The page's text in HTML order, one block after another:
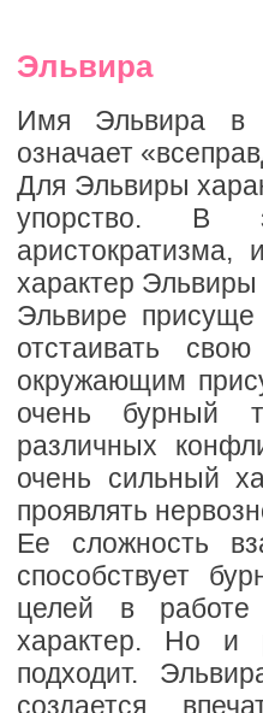
Эльвира
Имя Эльвира в
означает
Для Эльвиры
упорство. В
аристократизма,
характер
Эльвире присуще
отстаивать
окружающим
очень бурный
различных
очень сильный
проявлять
Ее сложность
способствует
целей в работе
характер. Но и
подходит.
создается